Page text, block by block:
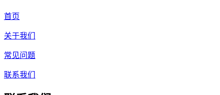
首页
关于我们
常见问题
联系我们